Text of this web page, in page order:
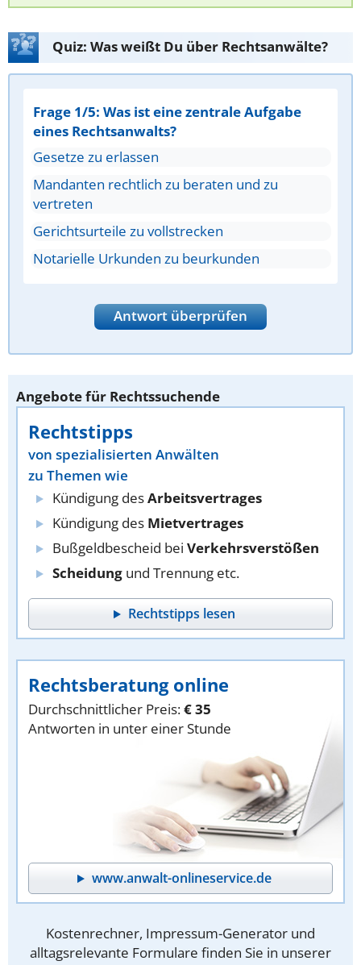
Quiz: Was weißt Du über Rechtsanwälte?
Frage 1/5: Was ist eine zentrale Aufgabe
eines Rechtsanwalts?
Gesetze zu erlassen
Mandanten rechtlich zu beraten und zu
vertreten
Gerichtsurteile zu vollstrecken
Notarielle Urkunden zu beurkunden
Antwort überprüfen
Angebote für Rechtssuchende
Rechtstipps
von spezialisierten Anwälten
zu Themen wie
Kündigung desArbeitsvertrages
Kündigung des Mietvertrages
Bußgeldbescheid bei Verkehrsverstößen
Scheidung und Trennung etc.
Rechtstipps lesen
Rechtsberatung online
Durchschnittlicher Preis:€ 35
Antworten in unter einer Stunde
www.anwalt-onlineservice.de
Kostenrechner, Impressum-Generator und
alltagsrelevante Formulare finden Sie in unserer